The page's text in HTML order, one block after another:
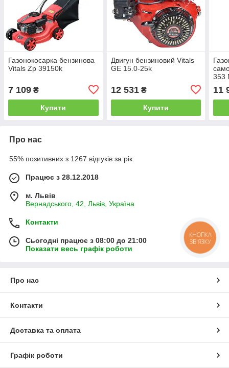
Газонокосарка бензинова
Vitals Zp 39150k
7 109 ₴
Купити
Двигун бензиновий Vitals
GE 15.0-25k
12 531₴
Купити
353
11
Про нас
55% позитивних з 1267 відгуків за рік
Працює з 28.12.2018
м. Львів
Вернадського, 42, Львів, Україна
Контакти
Сьогодні працює з 08:00 до 21:00
Показати весь графік роботи
Про нас
Контакти
Доставка та оплата
Графік роботи
КНОПКА
ЗВ'ЯЗКУ